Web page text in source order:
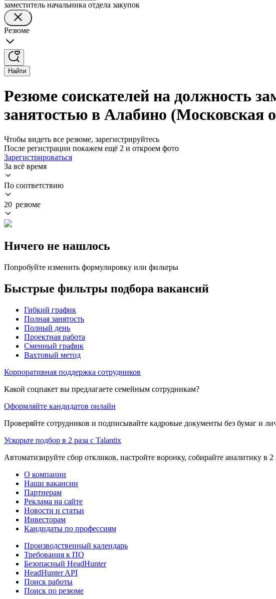
заместитель начальника отдела закупок
Резюме
Найти
Резюме соискателей на должность
занятостью в Алабино (Московская
Чтобы видеть все резюме, зарегистрируйтесь
После регистрации покажем ещё 2 и откроем фото
Зарегистрироваться
За всё время
По соответствию
20 резюме
Ничего не нашлось
Попробуйте изменить формулировку или фильтры
Быстрые фильтры подбора вакансий
Гибкий график
Полная занятость
Полный день
Проектная работа
Сменный график
Вахтовый метод
Корпоративная поддержка сотрудников
Какой соцпакет вы предлагаете семейным сотрудникам?
Оформляйте кандидатов онлайн
Проверяйте сотрудников и подписывайте кадровые документы без бумаг и
Ускорьте подбор в 2 раза с Talantix
Автоматизируйте сбор откликов, настройте воронку, собирайте аналитику в 2
О компании
Наши вакансии
Партнерам
Реклама на сайте
Новости и статьи
Инвесторам
Кандидаты по профессиям
Производственный календарь
Требования к ПО
Безопасный HeadHunter
HeadHunter API
Поиск работы
Поиск по резюме